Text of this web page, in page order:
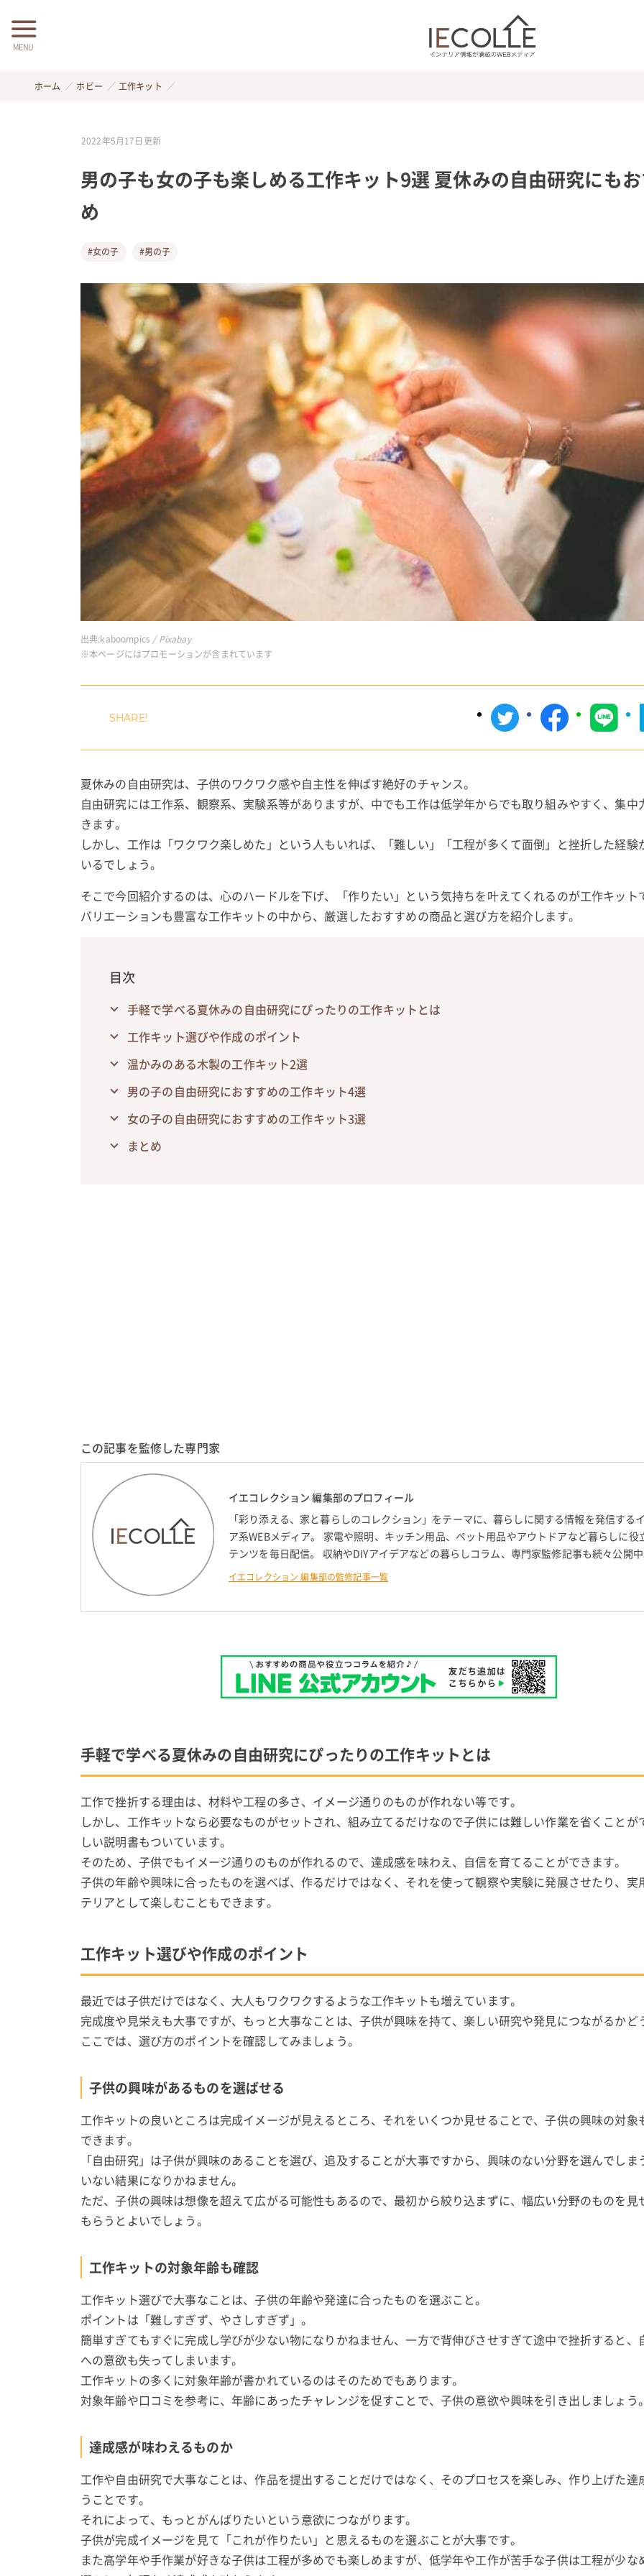
MENU
ホーム ホビー 工作キット
2022年5月17日 更新
男の子も女の子も楽しめる工作キット9選 夏休みの自由研究にも
め
#女の子 #男の子
出典:kaboompics / Pixabay
※本ページにはプロモーションが含まれています
夏休みの自由研究は、子供のワクワク感や自主性を伸ばす絶好のチャンス。
自由研究には工作系、観察系、実験系等がありますが、中でも工作は低学年からでも取り組みやすく、集中
きます。
しかし、工作は「ワクワク楽しめた」という人もいれば、「難しい」「工程が多くて面倒」と挫折した経験
いるでしょう。
そこで今回紹介するのは、心のハードルを下げ、「作りたい」という気持ちを叶えてくれるのが工作キット
バリエーションも豊富な工作キットの中から、厳選したおすすめの商品と選び方を紹介します。
目次
手軽で学べる夏休みの自由研究にぴったりの工作キットとは
工作キット選びや作成のポイント
温かみのある木製の工作キット2選
男の子の自由研究におすすめの工作キット4選
女の子の自由研究におすすめの工作キット3選
まとめ
この記事を監修した専門家
イエコレクション 編集部のプロフィール
「彩り添える、家と暮らしのコレクション」をテーマに、暮らしに関する情報を発信する
ア系WEBメディア。 家電や照明、キッチン用品、ペット用品やアウトドアなど暮らしに役
テンツを毎日配信。 収納やDIYアイデアなどの暮らしコラム、専門家監修記事も続々公開中
イエコレクション 編集部の監修記事一覧
手軽で学べる夏休みの自由研究にぴったりの工作キットとは
工作で挫折する理由は、材料や工程の多さ、イメージ通りのものが作れない等です。
しかし、工作キットなら必要なものがセットされ、組み立てるだけなので子供には難しい作業を省くことが
しい説明書もついています。
そのため、子供でもイメージ通りのものが作れるので、達成感を味わえ、自信を育てることができます。
子供の年齢や興味に合ったものを選べば、作るだけではなく、それを使って観察や実験に発展させたり、実
テリアとして楽しむこともできます。
工作キット選びや作成のポイント
最近では子供だけではなく、大人もワクワクするような工作キットも増えています。
完成度や見栄えも大事ですが、もっと大事なことは、子供が興味を持て、楽しい研究や発見につながるかど
ここでは、選び方のポイントを確認してみましょう。
子供の興味があるものを選ばせる
工作キットの良いところは完成イメージが見えるところ、それをいくつか見せることで、子供の興味の対象
できます。
「自由研究」は子供が興味のあることを選び、追及することが大事ですから、興味のない分野を選んでしま
いない結果になりかねません。
ただ、子供の興味は想像を超えて広がる可能性もあるので、最初から絞り込まずに、幅広い分野のものを見
もらうとよいでしょう。
工作キットの対象年齢も確認
工作キット選びで大事なことは、子供の年齢や発達に合ったものを選ぶこと。
ポイントは「難しすぎず、やさしすぎず」。
簡単すぎてもすぐに完成し学びが少ない物になりかねません、一方で背伸びさせすぎて途中で挫折すると、
への意欲も失ってしまいます。
工作キットの多くに対象年齢が書かれているのはそのためでもあります。
対象年齢や口コミを参考に、年齢にあったチャレンジを促すことで、子供の意欲や興味を引き出しましょう。
達成感が味わえるものか
工作や自由研究で大事なことは、作品を提出することだけではなく、そのプロセスを楽しみ、作り上げた達
うことです。
それによって、もっとがんばりたいという意欲につながります。
子供が完成イメージを見て「これが作りたい」と思えるものを選ぶことが大事です。
また高学年や手作業が好きな子供は工程が多めでも楽しめますが、低学年や工作が苦手な子供は工程が少な